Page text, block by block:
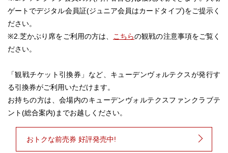
ゲートでデジタル会員証(ジュニア会員はカードタイプ)をご提示く
ださい。
※2.芝かぶり席をご利用の方は、
こちらの観戦の注意事項をご覧く
ださい。
「観戦チケット引換券」など、キューデンヴォルテクスが発行す
る引換券がご利用いただけます。
お持ちの方は、会場内のキューデンヴォルテクスファンクラブテ
ント(総合案内)までお越しください。
おトクな前売券 好評発売中!